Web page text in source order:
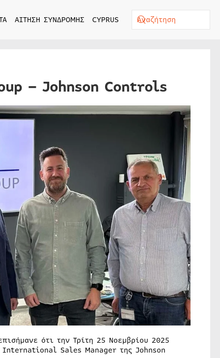
ΑΙΤΗΣΗ ΣΥΝΔΡΟΜΗΣ CYPRUS
– Johnson Controls
ότι την Τρίτη 25 Νοεμβρίου 2025
International Sales Manager της Johnson